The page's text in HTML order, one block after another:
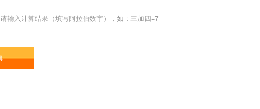
请输入计算结果（填写阿拉伯数字），如：三加四=7